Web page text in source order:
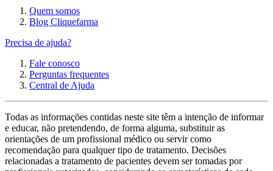
Quem somos
Blog Cliquefarma
Precisa de ajuda?
Fale conosco
Perguntas frequentes
Central de Ajuda
Todas as informações contidas neste site têm a intenção de informar
e educar, não pretendendo, de forma alguma, substituir as
orientações de um profissional médico ou servir como
recomendação para qualquer tipo de tratamento. Decisões
relacionadas a tratamento de pacientes devem ser tomadas por